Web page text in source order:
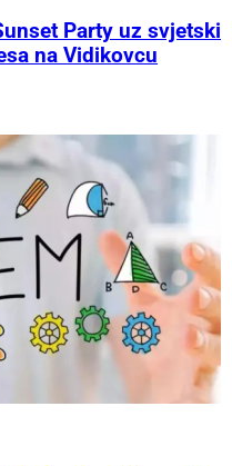
Party uz svjetski
na Vidikovcu